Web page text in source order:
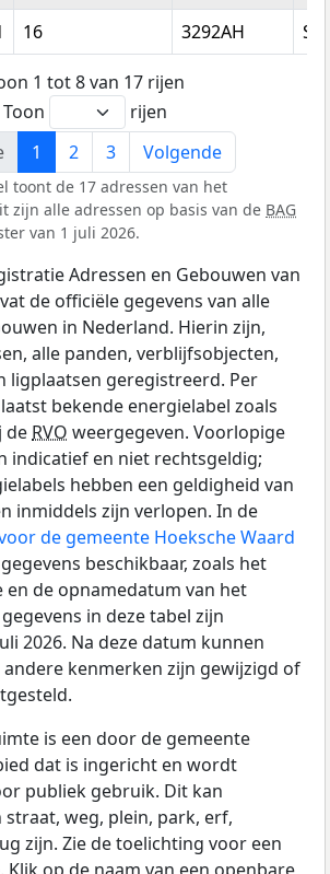
16 3292AH
1 tot 8 van 17 rijen
Toon
rijen
1 2 3 Volgende
toont de 17 adressen van het
zijn alle adressen op basis van de BAG
van 1 juli 2026.
Adressen en Gebouwen van
de officiële gegevens van alle
in Nederland. Hierin zijn,
alle panden, verblijfsobjecten,
ligplaatsen geregistreerd. Per
bekende energielabel zoals
de RVO weergegeven. Voorlopige
indicatief en niet rechtsgeldig;
hebben een geldigheid van
inmiddels zijn verlopen. In de
de gemeente Hoeksche Waard
beschikbaar, zoals het
en de opnamedatum van het
in deze tabel zijn
2026. Na deze datum kunnen
andere kenmerken zijn gewijzigd of
is een door de gemeente
dat is ingericht en wordt
publiek gebruik. Dit kan
weg, plein, park, erf,
zijn. Zie de toelichting voor een